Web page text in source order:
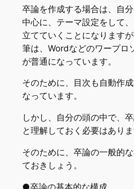
卒論を作成する場合は、自
中心に、テーマ設定をして
立てていくことになります
筆は、Wordなどのワープロ
が普通になっています。
そのために、目次も自動作
なっています。
しかし、自分の頭の中で、
と理解しておく必要はありま
そのために、卒論の一般的
ておきしょう。
●卒論の基本的な構成